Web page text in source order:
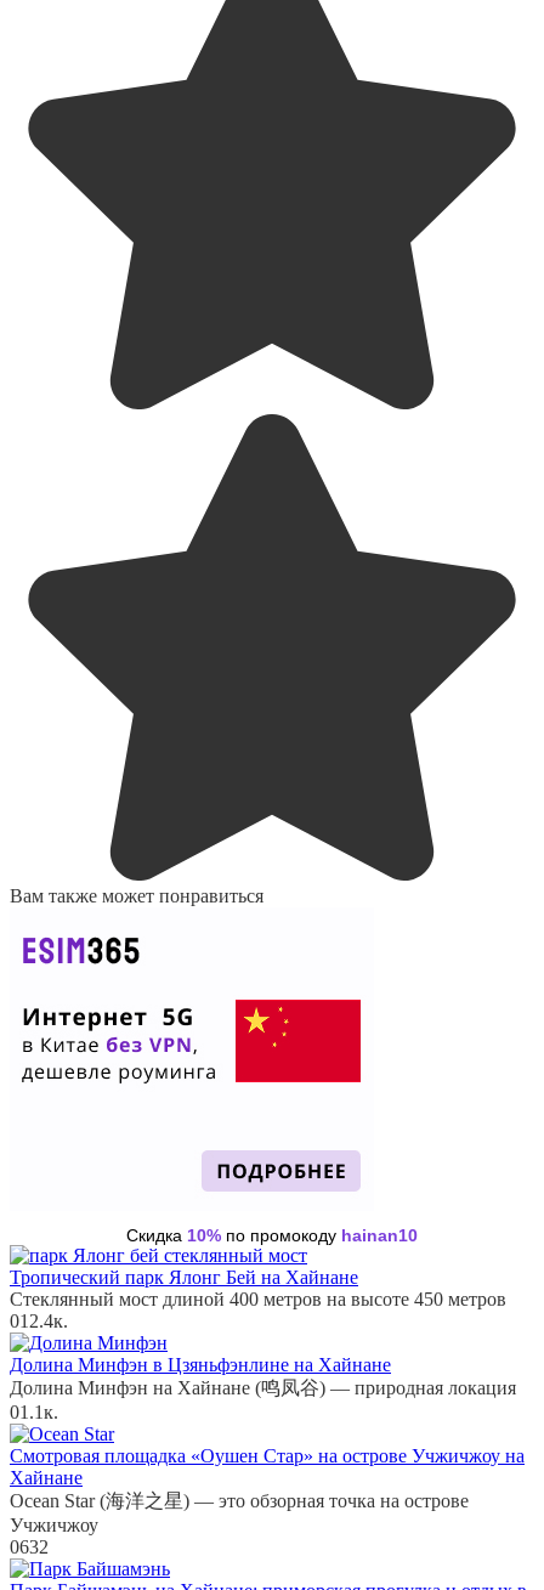
Вам также может понравиться
Скидка 10% по промокоду hainan10
Тропический парк Ялонг Бей на Хайнане
Стеклянный мост длиной 400 метров на высоте 450 метров
012.4к.
Долина Минфэн в Цзяньфэнлине на Хайнане
Долина Минфэн на Хайнане (鸣凤谷) — природная локация
01.1к.
Смотровая площадка «Оушен Стар» на острове Учжичжоу на
Хайнане
Ocean Star (海洋之星) — это обзорная точка на острове
Учжичжоу
0632